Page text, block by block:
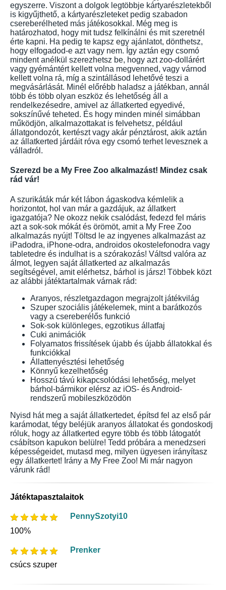
egyszerre. Viszont a dolgok legtöbbje kártyarészletekből
is kigyűjthető, a kártyarészleteket pedig szabadon
csereberélheted más játékosokkal. Még meg is
határozhatod, hogy mit tudsz felkínálni és mit szeretnél
érte kapni. Ha pedig te kapsz egy ajánlatot, dönthetsz,
hogy elfogadod-e azt vagy nem. Így aztán egy csomó
mindent anélkül szerezhetsz be, hogy azt zoo-dollárért
vagy gyémántért kellett volna megvenned, vagy várnod
kellett volna rá, míg a szintállásod lehetővé teszi a
megvásárlását. Minél előrébb haladsz a játékban, annál
több és több olyan eszköz és lehetőség áll a
rendelkezésedre, amivel az állatkerted egyedivé,
sokszínűvé teheted. És hogy minden minél simábban
működjön, alkalmazottakat is felvehetsz, például
állatgondozót, kertészt vagy akár pénztárost, akik aztán
az állatkerted járdáit róva egy csomó terhet levesznek a
válladról.
Szerezd be a My Free Zoo alkalmazást! Mindez csak
rád vár!
A szurikáták már két lábon ágaskodva kémlelik a
horizontot, hol van már a gazdájuk, az állatkert
igazgatója? Ne okozz nekik csalódást, fedezd fel máris
azt a sok-sok mókát és örömöt, amit a My Free Zoo
alkalmazás nyújt! Töltsd le az ingyenes alkalmazást az
iPadodra, iPhone-odra, androidos okostelefonodra vagy
tabletedre és indulhat is a szórakozás! Váltsd valóra az
álmot, legyen saját állatkerted az alkalmazás
segítségével, amit elérhetsz, bárhol is jársz! Többek közt
az alábbi játéktartalmak várnak rád:
Aranyos, részletgazdagon megrajzolt játékvilág
Szuper szociális játékelemek, mint a barátkozós
vagy a csereberélős funkció
Sok-sok különleges, egzotikus állatfaj
Cuki animációk
Folyamatos frissítések újabb és újabb állatokkal és
funkciókkal
Állattenyésztési lehetőség
Könnyű kezelhetőség
Hosszú távú kikapcsolódási lehetőség, melyet
bárhol-bármikor elérsz az iOS- és Android-
rendszerű mobileszközödön
Nyisd hát meg a saját állatkertedet, építsd fel az első pár
karámodat, tégy beléjük aranyos állatokat és gondoskodj
róluk, hogy az állatkerted egyre több és több látogatót
csábítson kapukon belülre! Tedd próbára a menedzseri
képességeidet, mutasd meg, milyen ügyesen irányítasz
egy állatkertet! Irány a My Free Zoo! Mi már nagyon
várunk rád!
Játéktapasztalaitok
PennySzotyi10
100%
Prenker
csúcs szuper